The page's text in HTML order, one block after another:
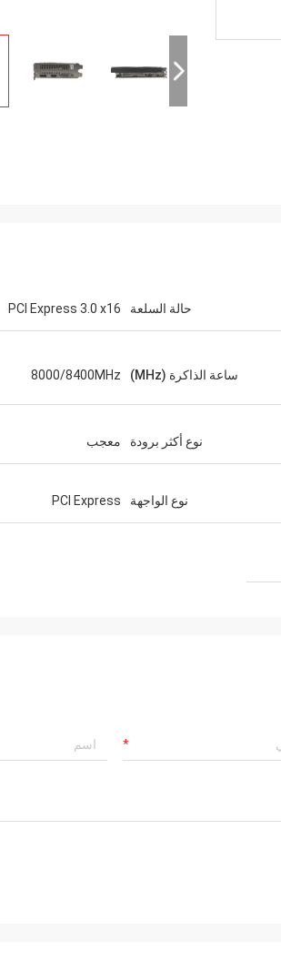
حالة السلعة PCI Express 3.0 x16
ساعة الذاكرة (MHz) 8000/8400MHz
نوع أكثر برودة معجب
نوع الواجهة PCI Express